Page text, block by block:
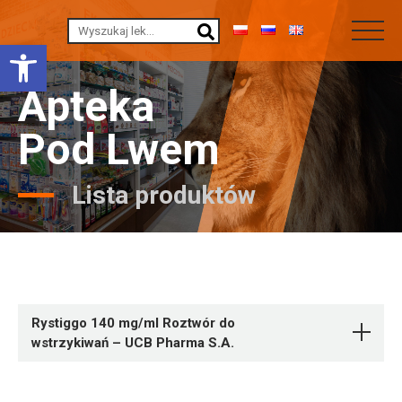
Otwórz pasek narzędzi
Apteka
Pod Lwem
Lista produktów
Rystiggo 140 mg/ml Roztwór do
wstrzykiwań – UCB Pharma S.A.